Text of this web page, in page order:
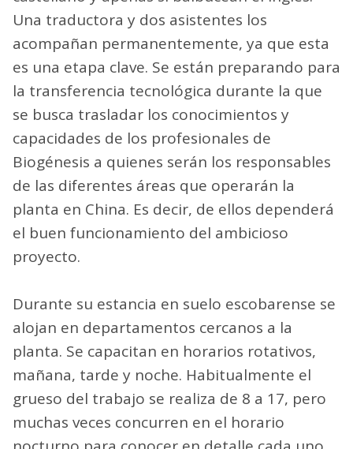
Una traductora y dos asistentes los
acompañan permanentemente, ya que esta
es una etapa clave. Se están preparando para
la transferencia tecnológica durante la que
se busca trasladar los conocimientos y
capacidades de los profesionales de
Biogénesis a quienes serán los responsables
de las diferentes áreas que operarán la
planta en China. Es decir, de ellos dependerá
el buen funcionamiento del ambicioso
proyecto.
Durante su estancia en suelo escobarense se
alojan en departamentos cercanos a la
planta. Se capacitan en horarios rotativos,
mañana, tarde y noche. Habitualmente el
grueso del trabajo se realiza de 8 a 17, pero
muchas veces concurren en el horario